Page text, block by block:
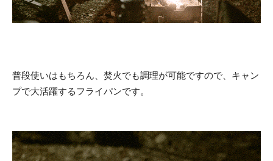
普段使いはもちろん、焚火でも調理が可能ですので、キャン
プで大活躍するフライパンです。